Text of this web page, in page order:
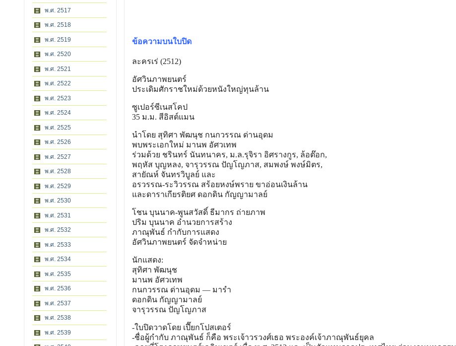
พ.ศ. 2517
พ.ศ. 2518
พ.ศ. 2519
พ.ศ. 2520
พ.ศ. 2521
พ.ศ. 2522
พ.ศ. 2523
พ.ศ. 2524
พ.ศ. 2525
พ.ศ. 2526
พ.ศ. 2527
พ.ศ. 2528
พ.ศ. 2529
พ.ศ. 2530
พ.ศ. 2531
พ.ศ. 2532
พ.ศ. 2533
พ.ศ. 2534
พ.ศ. 2535
พ.ศ. 2536
พ.ศ. 2537
พ.ศ. 2538
พ.ศ. 2539
ข้อความบนใบปิด
ละครเร่ (2512)
อัศวินภาพยนตร์
ประเดิมศักราชใหม่ด้วยหนังใหญ่ทุนล้าน
ซูเปอร์ซีเนสโคป
35 ม.ม. สีอิสต์แมน
นำโดย สุทิศา พัฒนุช กนกวรรณ ด่านอุดม
พบพระเอกใหม่ มานพ อัศวเทพ
ร่วมด้วย ชรินทร์ นันทนาคร, ม.ล.รุจิรา อิศรางกูร, ล้อต๊อก,
พฤหัส บุญหลง, จารุวรรณ ปัญโญภาส, สมพงษ์ พงษ์มิตร,
สายัณห์ จันทรวิบูลย์ และ
อรวรรณ-ระวิวรรณ สร้อยหงษ์พราย ขาอ่อนเงินล้าน
และดาราเกียรติยศ ดอกดิน กัญญามาลย์
โชน บุนนาค-พูนสวัสดิ์ ธีมากร ถ่ายภาพ
ปริม บุนนาค อำนวยการสร้าง
ภาณุพันธ์ กำกับการแสดง
อัศวินภาพยนตร์ จัดจำหน่าย
นักแสดง:
สุทิศา พัฒนุช
มานพ อัศวเทพ
กนกวรรณ ด่านอุดม — มารำ
ดอกดิน กัญญามาลย์
จารุวรรณ ปัญโญภาส
-ใบปิดวาดโดย เปี๊ยกโปสเตอร์
-ชื่อผู้กำกับ ภาณุพันธ์ ก็คือ พระเจ้าวรวงศ์เธอ พระองค์เจ้าภาณุพันธ์ยุคล